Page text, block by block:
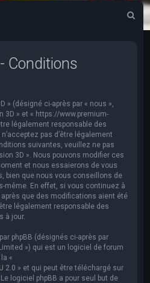
Conditions
» (désigné ci-après par « nous »,
3D » et « https://www.premium-
légalement responsable des
pas d’être légalement
suivantes, veuillez ne pas
3D ». Nous pouvons modifier ces
et nous essaierons de vous
bien que nous vous conseillons de
même. En effet, si vous continuez à
après que des modifications aient été
légalement responsable des
à jour.
phpBB (désignés ci-après par
») qui est un logiciel de forum
«
2.0 » et qui peut être téléchargé sur
logiciel phpBB a pour seul but de